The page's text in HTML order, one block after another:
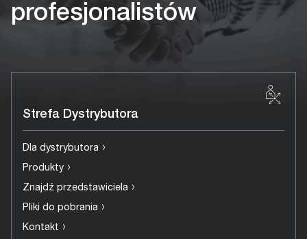
profesjonalistów
Strefa Dystrybutora
Dla dystrybutora ›
Produkty ›
Znajdź przedstawiciela ›
Pliki do pobrania ›
Kontakt ›